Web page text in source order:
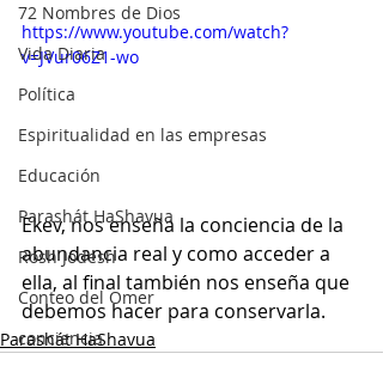
72 Nombres de Dios
Vida Diaria
Política
Espiritualidad en las empresas
Educación
Parashát HaShavua
Rosh Jodesh
Conteo del Omer
conciencia
https://www.youtube.com/watch?
v=JVur06Z1-wo
Ekev, nos enseña la conciencia de la
abundancia real y como acceder a
ella, al final también nos enseña que
debemos hacer para conservarla.
Parashát HaShavua